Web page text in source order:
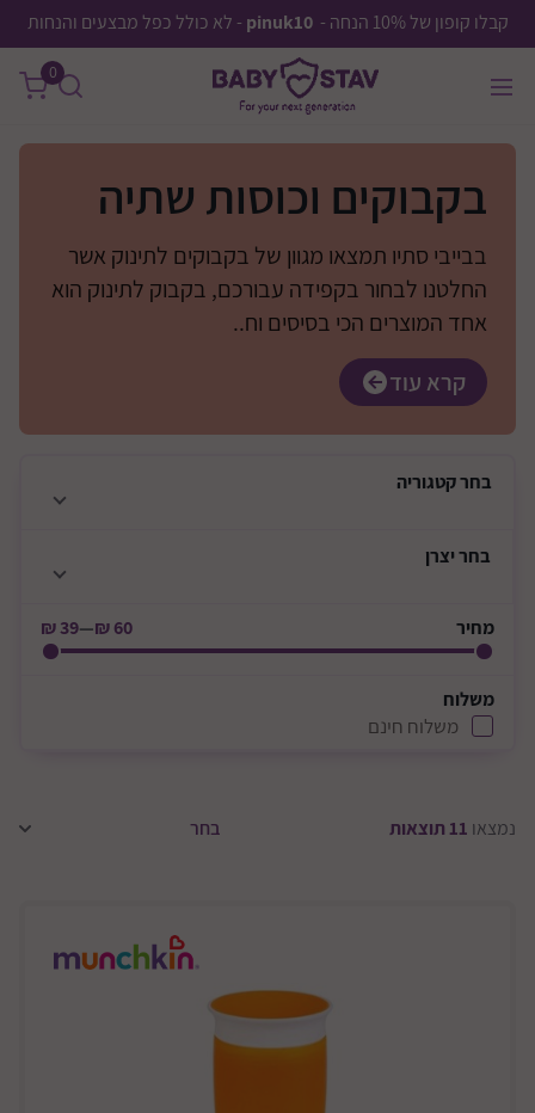
קבלו קופון של 10% הנחה - pinuk10 - לא כולל כפל מבצעים והנחות
0
בקבוקים וכוסות שתיה
בבייבי סתיו תמצאו מגוון של בקבוקים לתינוק אשר
החלטנו לבחור בקפידה עבורכם, בקבוק לתינוק הוא
אחד המוצרים הכי בסיסים וח..
קרא עוד
בחרקטגוריה
בחריצרן
מחיר 60 ₪
—
39 ₪
משלוח
משלוח חינם
נמצאו 11 תוצאות